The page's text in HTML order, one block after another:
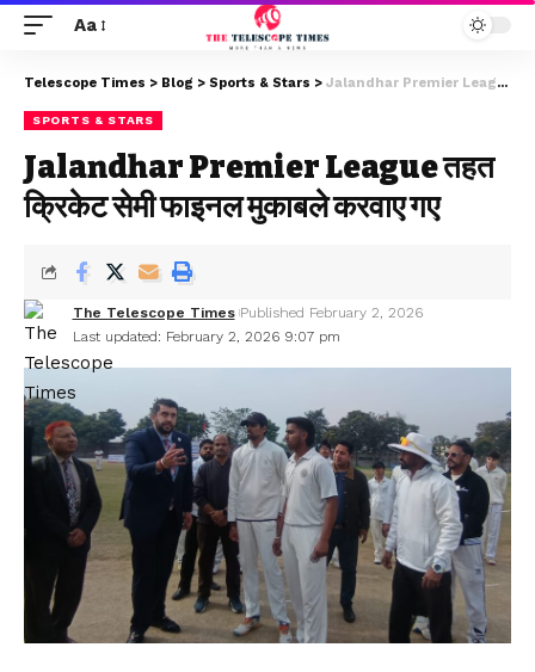
Aa
Telescope Times > Blog > Sports & Stars > Jalandhar Premier League तहत क्रिकेट सेमी फाइनल मुकाबले करवाए गए
SPORTS & STARS
Jalandhar Premier League तहत
क्रिकेट सेमी फाइनल मुकाबले करवाए गए
Last updated: February 2, 2026 9:07 pm
The Telescope Times Published February 2, 2026